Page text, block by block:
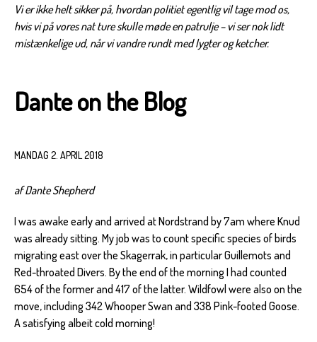
Vi er ikke helt sikker på, hvordan politiet egentlig vil tage mod os,
hvis vi på vores nat ture skulle møde en patrulje – vi ser nok lidt
mistænkelige ud, når vi vandre rundt med lygter og ketcher.
Dante on the Blog
MANDAG 2. APRIL 2018
af Dante Shepherd
I was awake early and arrived at Nordstrand by 7am where Knud
was already sitting. My job was to count specific species of birds
migrating east over the Skagerrak, in particular Guillemots and
Red-throated Divers. By the end of the morning I had counted
654 of the former and 417 of the latter. Wildfowl were also on the
move, including 342 Whooper Swan and 338 Pink-footed Goose.
A satisfying albeit cold morning!